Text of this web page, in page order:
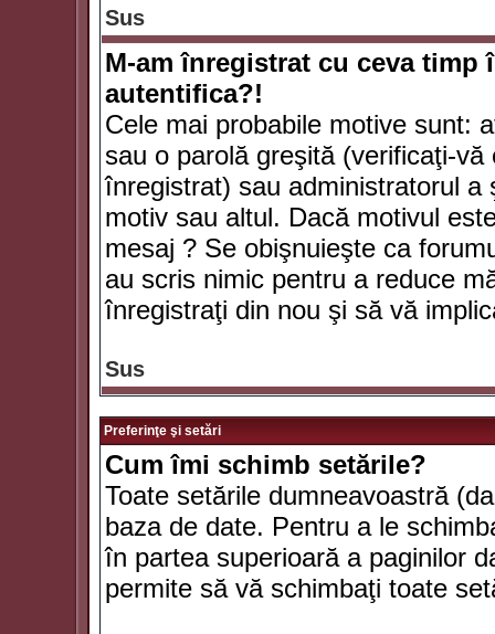
Sus
M-am înregistrat cu ceva timp
autentifica?!
Cele mai probabile motive sunt:
sau o parolă greşită (verificaţi-
înregistrat) sau administratorul
motiv sau altul. Dacă motivul
mesaj ? Se obişnuieşte ca
au scris nimic pentru a reduce
înregistraţi din nou şi să vă
Sus
Preferinţe şi setări
Cum îmi schimb setările?
Toate setările dumneavoastră
baza de date. Pentru a le
în partea superioară a paginilor
permite să vă schimbaţi toate